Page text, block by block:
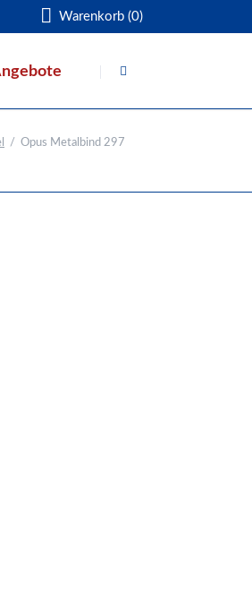
Warenkorb (0)
überspringen
Opus Metalbind 297